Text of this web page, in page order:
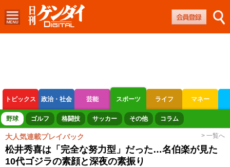
トピックス 政治・社会 芸能 スポーツ ライフ マネー
ボートレース 競輪 オートレース
野球 ゴルフ 格闘技 サッカー その他 コラム
大人気連載プレイバック > 一覧へ
松井秀喜は「完全な努力型」だった…名伯楽が見た
10代ゴジラの素顔と深夜の素振り